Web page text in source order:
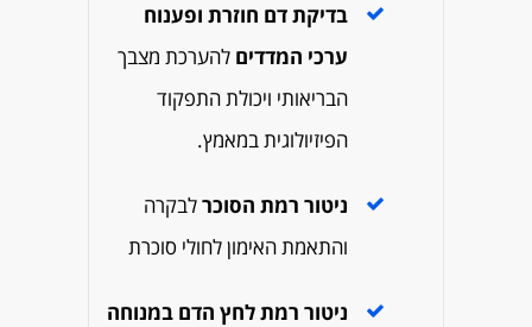
בדיקת דם חוזרת ופענוח
ערכי המדדים להערכת מצבך
הבריאותי ויכולתהתפקוד
הפיזיולוגית במאמץ.
ניטור רמת הסוכרלבקרה
והתאמת האימון לחולי סוכרת
ניטור רמת לחץ הדם במנוחה